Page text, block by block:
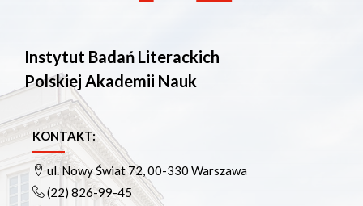
Instytut Badań Literackich
Polskiej Akademii Nauk
KONTAKT:
ul. Nowy Świat 72, 00-330 Warszawa
(22) 826-99-45